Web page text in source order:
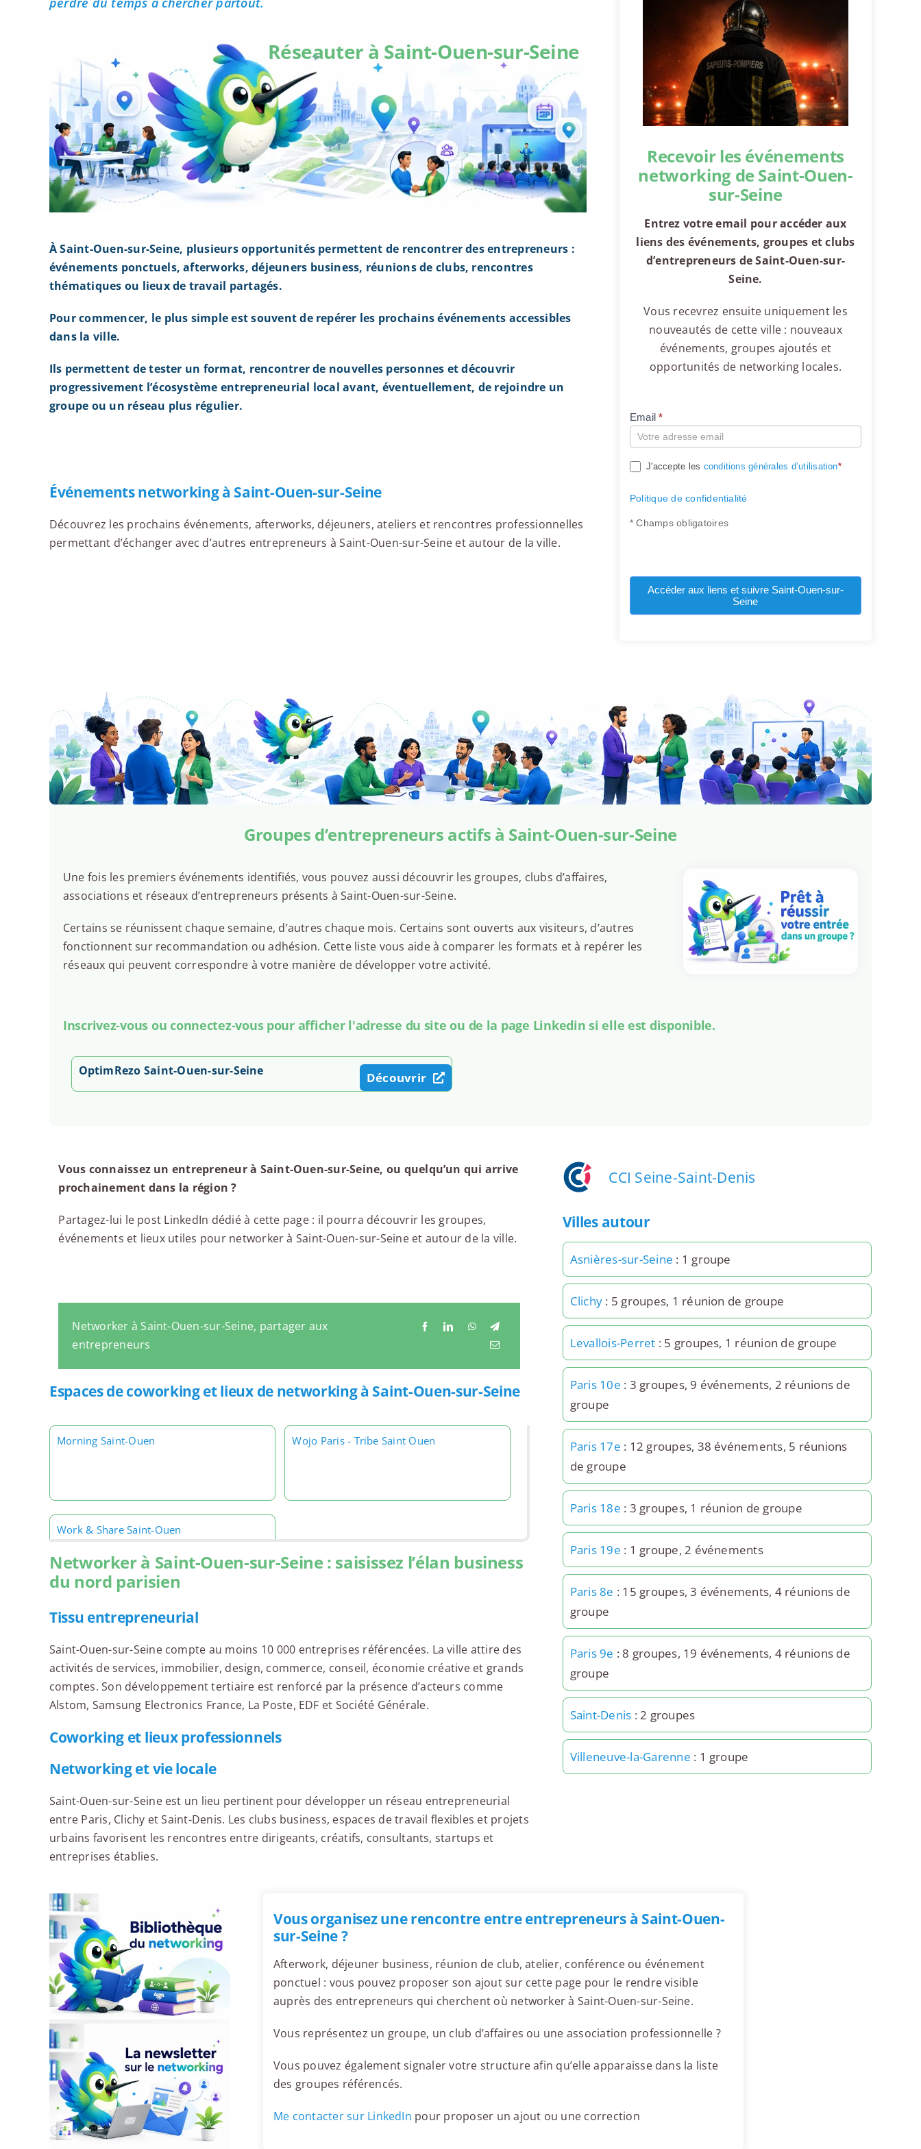
Réseauter à Saint-Ouen-sur-Seine
À Saint-Ouen-sur-Seine, plusieurs opportunités permettent de rencontrer des entrepreneurs :
événements ponctuels, afterworks, déjeuners business, réunions de clubs, rencontres
thématiques ou lieux de travail partagés.
Pour commencer, le plus simple est souvent de repérer les prochains événements accessibles
dans la ville.
Ils permettent de tester un format, rencontrer de nouvelles personnes et découvrir
progressivement l’écosystème entrepreneurial local avant, éventuellement, de rejoindre un
groupe ou un réseau plus régulier.
Événements networking à Saint-Ouen-sur-Seine
Découvrez les prochains événements, afterworks, déjeuners, ateliers et rencontres professionnelles
permettant d’échanger avec d’autres entrepreneurs à Saint-Ouen-sur-Seine et autour de la ville.
Recevoir les événements
networking de Saint-Ouen-
sur-Seine
Entrez votre email pour accéder aux
liens des événements, groupes et clubs
d’entrepreneurs de Saint-Ouen-sur-
Seine.
Vous recevrez ensuite uniquement les
nouveautés de cette ville : nouveaux
événements, groupes ajoutés et
opportunités de networking locales.
Compte
Email*
J'accepte les conditions générales d’utilisation*
Politique de confidentialité
* Champs obligatoires
Accéder aux liens et suivre Saint-Ouen-sur-
Seine
Groupes d’entrepreneurs actifs à Saint-Ouen-sur-Seine
Une fois les premiers événements identifiés, vous pouvez aussi découvrir les groupes, clubs d’affaires,
associations et réseaux d’entrepreneurs présents à Saint-Ouen-sur-Seine.
Certains se réunissent chaque semaine, d’autres chaque mois. Certains sont ouverts aux visiteurs, d’autres
fonctionnent sur recommandation ou adhésion. Cette liste vous aide à comparer les formats et à repérer les
réseaux qui peuvent correspondre à votre manière de développer votre activité.
Inscrivez-vous ou connectez-vous pour afficher l'adresse du site ou de la page Linkedin si elle est disponible.
OptimRezo Saint-Ouen-sur-Seine Découvrir
Vous connaissez un entrepreneur à Saint-Ouen-sur-Seine, ou quelqu’un qui arrive
prochainement dans la région ?
Partagez-lui le post LinkedIn dédié à cette page : il pourra découvrir les groupes,
événements et lieux utiles pour networker à Saint-Ouen-sur-Seine et autour de la ville.
Networker à Saint-Ouen-sur-Seine, partager aux
entrepreneurs
Espaces de coworking et lieux de networking à Saint-Ouen-sur-Seine
Morning Saint-Ouen Wojo Paris - Tribe Saint Ouen
Work & Share Saint-Ouen
Networker à Saint-Ouen-sur-Seine : saisissez l’élan business
du nord parisien
Tissu entrepreneurial
Saint-Ouen-sur-Seine compte au moins 10 000 entreprises référencées. La ville attire des
activités de services, immobilier, design, commerce, conseil, économie créative et grands
comptes. Son développement tertiaire est renforcé par la présence d’acteurs comme
Alstom, Samsung Electronics France, La Poste, EDF et Société Générale.
Coworking et lieux professionnels
Networking et vie locale
Saint-Ouen-sur-Seine est un lieu pertinent pour développer un réseau entrepreneurial
entre Paris, Clichy et Saint-Denis. Les clubs business, espaces de travail flexibles et projets
urbains favorisent les rencontres entre dirigeants, créatifs, consultants, startups et
entreprises établies.
CCI Seine-Saint-Denis
Villes autour
Asnières-sur-Seine : 1 groupe
Clichy : 5 groupes, 1 réunion de groupe
Levallois-Perret : 5 groupes, 1 réunion de groupe
Paris 10e : 3 groupes, 9 événements, 2 réunions de
groupe
Paris 17e : 12 groupes, 38 événements, 5 réunions
de groupe
Paris 18e : 3 groupes, 1 réunion de groupe
Paris 19e : 1 groupe, 2 événements
Paris 8e : 15 groupes, 3 événements, 4 réunions de
groupe
Paris 9e : 8 groupes, 19 événements, 4 réunions de
groupe
Saint-Denis : 2 groupes
Villeneuve-la-Garenne : 1 groupe
Vous organisez une rencontre entre entrepreneurs à Saint-Ouen-
sur-Seine ?
Afterwork, déjeuner business, réunion de club, atelier, conférence ou événement
ponctuel : vous pouvez proposer son ajout sur cette page pour le rendre visible
auprès des entrepreneurs qui cherchent où networker à Saint-Ouen-sur-Seine.
Vous représentez un groupe, un club d’affaires ou une association professionnelle ?
Vous pouvez également signaler votre structure afin qu’elle apparaisse dans la liste
des groupes référencés.
Me contacter sur LinkedIn pour proposer un ajout ou une correction